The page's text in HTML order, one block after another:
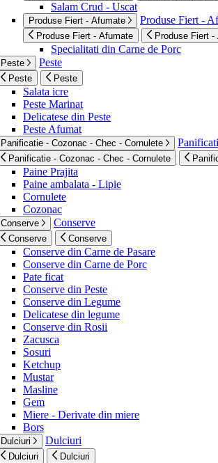
Salam Crud - Uscat
Produse Fiert - Afumate Produse Fiert -
Produse Fiert - Afumate Produse Fiert -
Specialitati din Carne de Porc
Peste Peste
Peste Peste
Salata icre
Peste Marinat
Delicatese din Peste
Peste Afumat
Panificatie - Cozonac - Chec - Cornulete
Panificatie - Cozonac - Chec - Cornulete
Paine Prajita
Paine ambalata - Lipie
Cornulete
Cozonac
Conserve Conserve
Conserve Conserve
Conserve din Carne de Pasare
Conserve din Carne de Porc
Pate ficat
Conserve din Peste
Conserve din Legume
Delicatese din legume
Conserve din Rosii
Zacusca
Sosuri
Ketchup
Mustar
Masline
Gem
Miere - Derivate din miere
Bors
Dulciuri Dulciuri
Dulciuri Dulciuri